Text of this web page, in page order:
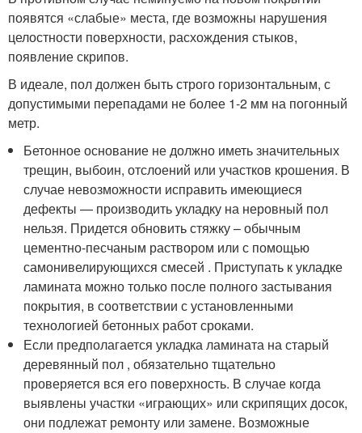
появятся «слабые» места, где возможны нарушения
целостности поверхности, расхождения стыков,
появление скрипов.
В идеале, пол должен быть строго горизонтальным, с
допустимыми перепадами не более 1-2 мм на погонный
метр.
Бетонное основание не должно иметь значительных
трещин, выбоин, отслоений или участков крошения. В
случае невозможности исправить имеющиеся
дефекты — производить укладку на неровный пол
нельзя. Придется обновить стяжку – обычным
цементно-песчаным раствором или с помощью
самонивелирующихся смесей . Приступать к укладке
ламината можно только после полного застывания
покрытия, в соответствии с установленными
технологией бетонных работ сроками.
Если предполагается укладка ламината на старый
деревянный пол , обязательно тщательно
проверяется вся его поверхность. В случае когда
выявлены участки «играющих» или скрипящих досок,
они подлежат ремонту или замене. Возможные